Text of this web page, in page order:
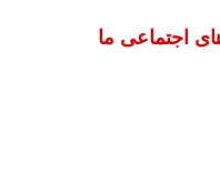
اجتماعی ما